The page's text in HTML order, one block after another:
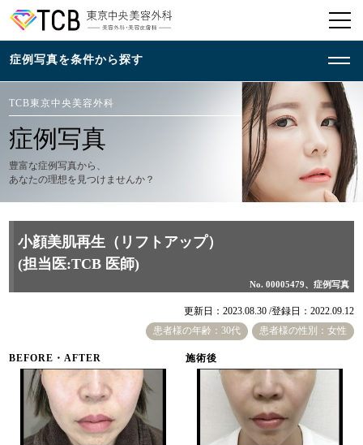
TCB東京中央美容外科
症例写真
豊富な症例写真から、
あなたの理想を見つけませんか？
小顔美肌再生（リフトアップ）
(担当医:TCB 医師)
No. 00005479、症例写真
患者様の年齢：30代 患者様の性別：女性
更新日：2023.08.30 /登録日：2022.09.12
BEFORE・AFTER 施術後